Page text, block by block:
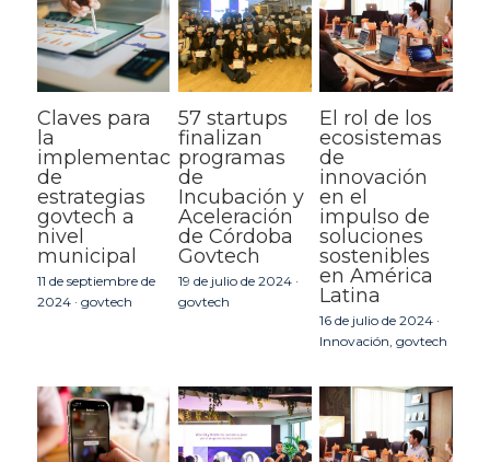
Claves para
la
implementación
de
estrategias
govtech a
nivel
municipal
11 de septiembre de
2024 · govtech
57 startups
finalizan
programas
de
Incubación y
Aceleración
de Córdoba
Govtech
19 de julio de 2024 ·
govtech
El rol de los
ecosistemas
de
innovación
en el
impulso de
soluciones
sostenibles
en América
Latina
16 de julio de 2024 ·
Innovación, govtech